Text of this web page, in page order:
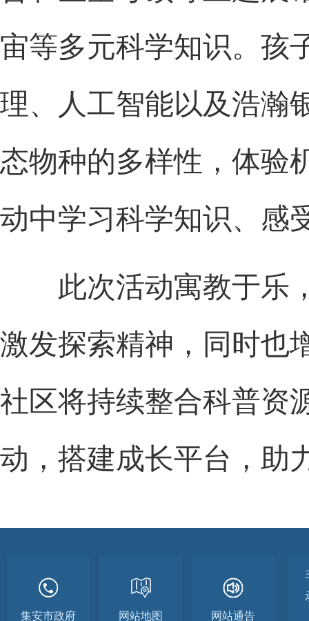
宙等多元科学知识。孩
理、人工智能以及浩瀚
态物种的多样性，体验
动中学习科学知识、感
此次活动寓教于乐，
激发探索精神，同时也
社区将持续整合科普资
动，搭建成长平台，助
集安市政府 网站地图 网站通告